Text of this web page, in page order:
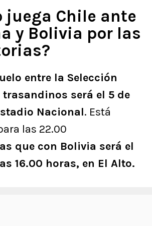
juega Chile ante
y Bolivia por las
entre la Selección
será el 5 de
Nacional. Está
las 22.00
que con Bolivia será el
16.00 horas, en El Alto.